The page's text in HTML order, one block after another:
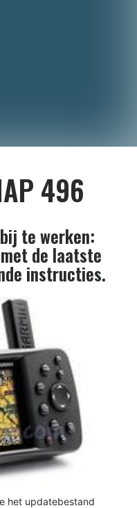
496
te werken:
met de laatste
instructies.
het updatebestand